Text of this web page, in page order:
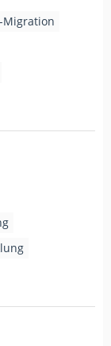
Migration